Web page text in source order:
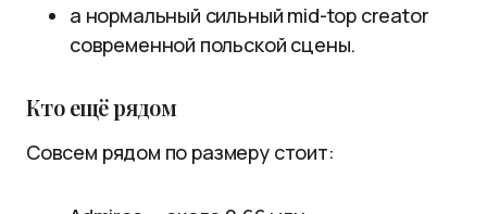
а нормальный сильный mid-top creator
современной польской сцены.
Кто ещё рядом
Совсем рядом по размеру стоит: